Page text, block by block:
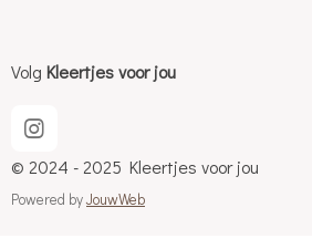
Volg Kleertjes voor jou
I
n
s
t
© 2024 - 2025 Kleertjes voor jou
Powered byJouwWeb